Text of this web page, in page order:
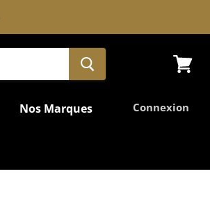
panier
Nos Marques Connexion